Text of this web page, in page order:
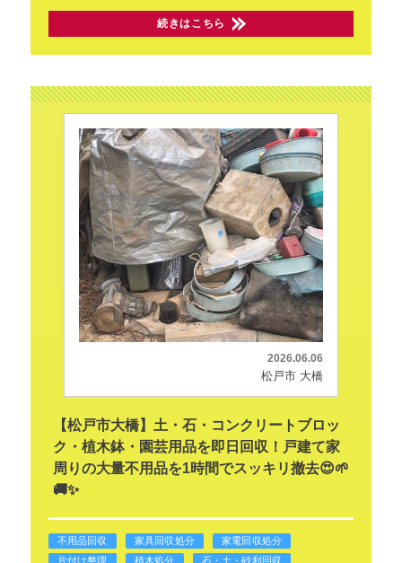
続きはこちら
2026.06.06
松戸市 大橋
【松戸市大橋】土・石・コンクリートブロッ
ク・植木鉢・園芸用品を即日回収！戸建て家
周りの大量不用品を1時間でスッキリ撤去😍🌱
🚚✨
不用品回収 家具回収処分
家電回収処分
片付け整理
植木処分 石・土・砂利回収